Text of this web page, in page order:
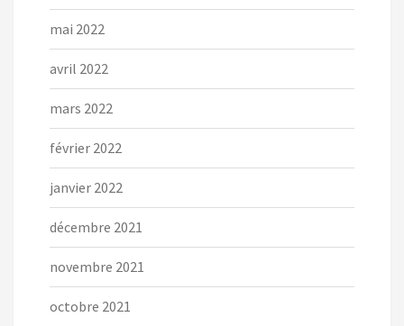
mai 2022
avril 2022
mars 2022
février 2022
janvier 2022
décembre 2021
novembre 2021
octobre 2021